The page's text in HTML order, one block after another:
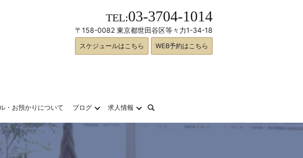
TEL:03-3704-1014
〒158-0082 東京都世田谷区等々力1-34-18
スケジュールはこちら WEB予約はこちら
・お預かりについて ブログ 求人情報